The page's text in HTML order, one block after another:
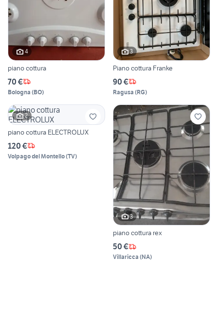
4
piano cottura
70 €
Bologna (BO)
3
Piano cottura Franke
90 €
Ragusa (RG)
2
piano cottura ELECTROLUX
120 €
Volpago del Montello(TV)
3
piano cottura rex
50 €
Villaricca (NA)